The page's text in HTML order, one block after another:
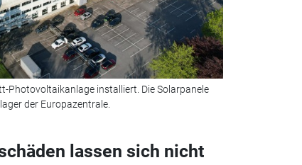
Photovoltaikanlage installiert. Die Solarpanele
der Europazentrale.
lassen sich nicht